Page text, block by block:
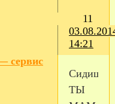
11
14:21
Сидишь
ТЫ